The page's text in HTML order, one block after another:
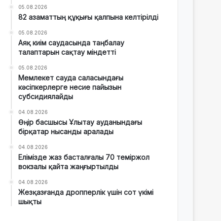
05.08.2026
82 азаматтың құқығы қалпына келтірілді
05.08.2026
Аяқ киім саудасында таңбалау
талаптарын сақтау міндетті
05.08.2026
Мемлекет сауда саласындағы
кәсіпкерлерге несие пайызын
субсидиялайды
04.08.2026
Өңір басшысы Ұлытау ауданындағы
бірқатар нысанды аралады
04.08.2026
Елімізде жаз басталғалы 70 теміржол
вокзалы қайта жаңғыртылды
04.08.2026
Жезқазғанда дропперлік үшін сот үкімі
шықты